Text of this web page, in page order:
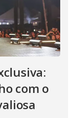
com o